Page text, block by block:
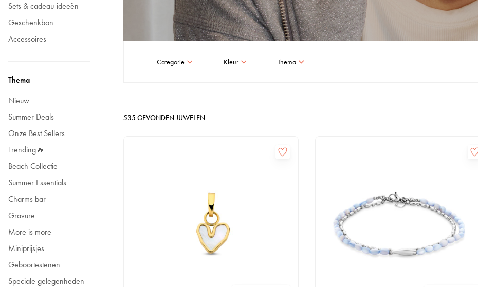
Sets & cadeau-ideeën
Geschenkbon
Accessoires
Thema
Nieuw
Summer Deals
Onze Best Sellers
Trending🔥
Beach Collectie
Summer Essentials
Charms bar
Gravure
More is more
Miniprijsjes
Geboortestenen
Speciale gelegenheden
Categorie Kleur Thema
535 GEVONDEN JUWELEN